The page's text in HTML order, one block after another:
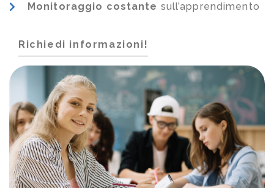
Monitoraggio costante sull’apprendimento
Richiedi informazioni!